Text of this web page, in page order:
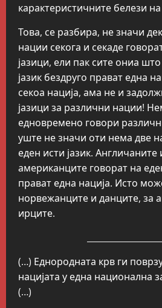
карактеристичните белези на
Това, се разбира, не значи
нации секога и секаде
јазици, ели пак сите ониа
јазик бездруго прават една
секоа нација, ама не и
јазици за различни нации!
едновремено говори
уште не значи оти нема две
еден исти јазик. Англичаните
американците говорат на
прават една нација. Исто
норвежанците и данците, за
ирците.
(…) Еднородната крв ги
нацијата у една национална
(…)